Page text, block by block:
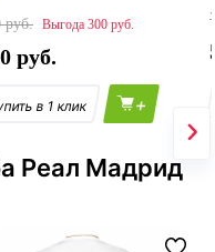
300
+
Реал Мадрид